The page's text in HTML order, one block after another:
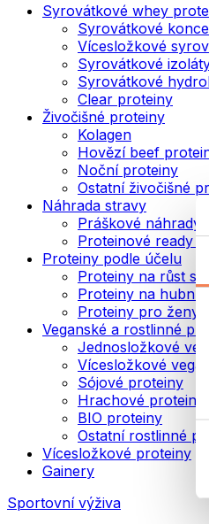
Syrovátkové whey
Syrovátkové
Vícesložkové
Syrovátkové
Syrovátkové
Clear proteiny
Živočišné proteiny
Kolagen
Hovězí beef
Noční proteiny
Ostatní živočišné
Náhrada stravy
Práškové náhrady
Proteinové ready
Proteiny podle účelu
Proteiny na růst
Proteiny na
Proteiny pro ženy
Veganské a rostlinné
Jednosložkové
Vícesložkové
Sójové proteiny
Hrachové proteiny
BIO proteiny
Ostatní rostlinné
Vícesložkové proteiny
Gainery
Sportovní výživa